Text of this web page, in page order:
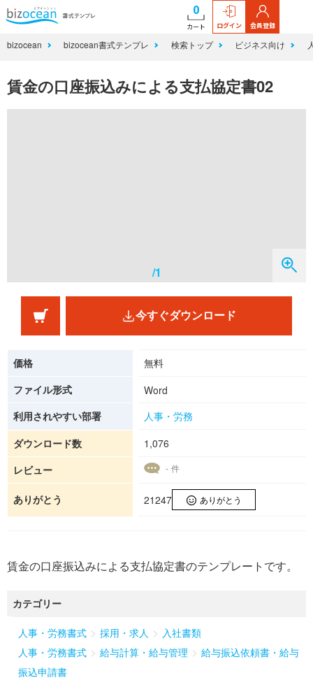
0
カート ログイン 会員登録
bizocean bizocean書式テンプレ 検索トップ ビジネス向け
賃金の口座振込みによる支払協定書02
/1
今すぐダウンロード
価格
無料
ファイル形式
Word
利用されやすい部署
人事・労務
ダウンロード数
1,076
レビュー
- 件
ありがとう 21247 ありがとう
賃金の口座振込みによる支払協定書のテンプレートです。
カテゴリー
人事・労務書式 > 採用・求人 > 入社書類
人事・労務書式 > 給与計算・給与管理 > 給与振込依頼書・給与
振込申請書